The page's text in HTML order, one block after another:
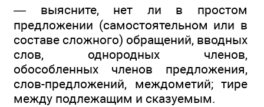
— выясните, нет ли в простом
предложении (самостоятельном или в
составе сложного) обращений, вводных
слов, однородных членов,
обособленных членов предложения,
слов-предложений, междометий; тире
между подлежащим и сказуемым.